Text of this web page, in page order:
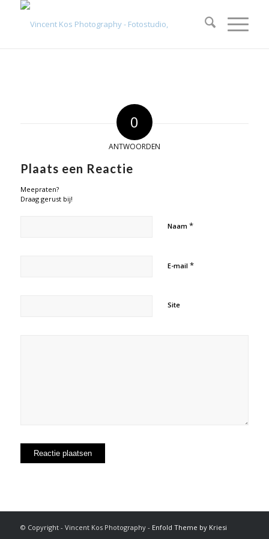
0
ANTWOORDEN
Plaats een Reactie
Meepraten?
Draag gerust bij!
Naam *
E-mail *
Site
© Copyright - Vincent Kos Photography - Enfold Theme by Kriesi